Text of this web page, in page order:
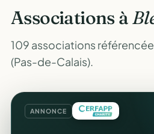
Associations à
109 associations
(Pas-de-Calais).
ANNONCE